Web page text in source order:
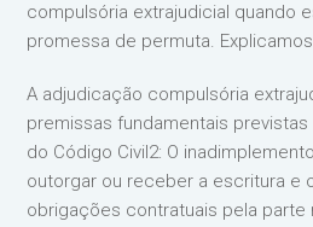
compulsória extrajudicial quando
promessa de permuta.
A adjudicação compulsória
premissas fundamentais previstas
do Código Civil2: O
outorgar ou receber a escritura e
obrigações contratuais pela parte